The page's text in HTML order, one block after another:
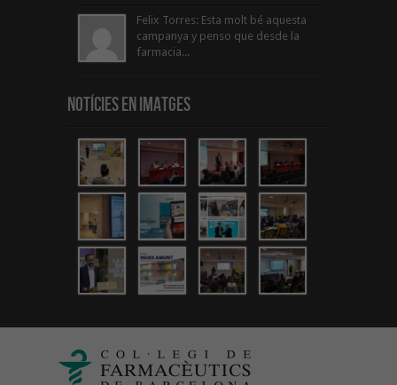
Felix Torres: Esta molt bé aquesta
campanya y penso que desde la
farmacia...
Notícies en Imatges